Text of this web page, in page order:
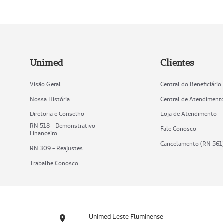
Unimed
Visão Geral
Nossa História
Diretoria e Conselho
RN 518 - Demonstrativo
Financeiro
RN 309 - Reajustes
Trabalhe Conosco
Clientes
Central do Beneficiário
Central de
Loja de Atendimento
Fale Conosco
Cancelamento (RN
Unimed Leste Fluminense